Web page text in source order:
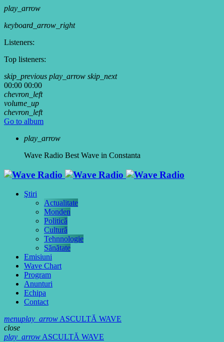
play_arrow
keyboard_arrow_right
Listeners:
Top listeners:
skip_previous play_arrow skip_next
00:00 00:00
chevron_left
volume_up
chevron_left
Go to album
play_arrow
Wave Radio Best Wave in Constanta
Ştiri
Actualitate
Monden
Politică
Cultură
Tehnnologie
Sănătate
Emisiuni
Wave Chart
Program
Anunturi
Echipa
Contact
menuplay_arrowASCULTĂ WAVE
close
play_arrowASCULTĂ WAVE